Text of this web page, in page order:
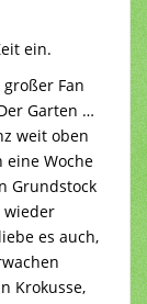
ein.
Fan
Garten …
weit oben
Woche
Grundstock
wieder
es auch,
Krokusse,